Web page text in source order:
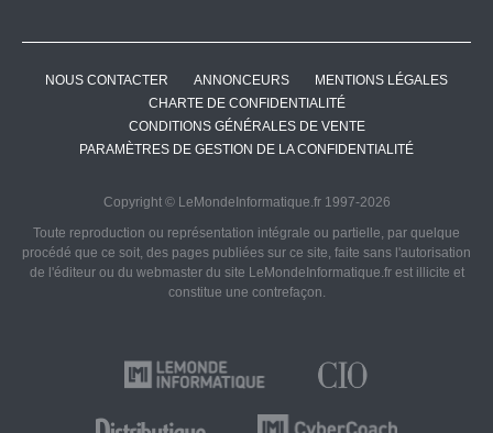
NOUS CONTACTER ANNONCEURS
MENTIONS LÉGALES
CHARTE DE CONFIDENTIALITÉ
CONDITIONS GÉNÉRALES DE VENTE
PARAMÈTRES DE GESTION DE LA CONFIDENTIALITÉ
Copyright © LeMondeInformatique.fr 1997-2026
Toute reproduction ou représentation intégrale ou partielle, par quelque
procédé que ce soit, des pages publiées sur ce site, faite sans l'autorisation
de l'éditeur ou du webmaster du site LeMondeInformatique.fr est illicite et
constitue une contrefaçon.